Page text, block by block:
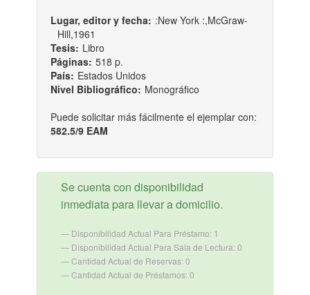
Lugar, editor y fecha: :New York :,McGraw-
Hill,1961
Tesis: Libro
Páginas: 518 p.
País: Estados Unidos
Nivel Bibliográfico: Monográfico
Puede solicitar más fácilmente el ejemplar con:
582.5/9 EAM
Se cuenta con disponibilidad
inmediata para llevar a domicilio.
Disponibilidad Actual Para Préstamo: 1
Disponibilidad Actual Para Sala de Lectura: 0
Cantidad Actual de Reservas: 0
Cantidad Actual de Préstamos: 0